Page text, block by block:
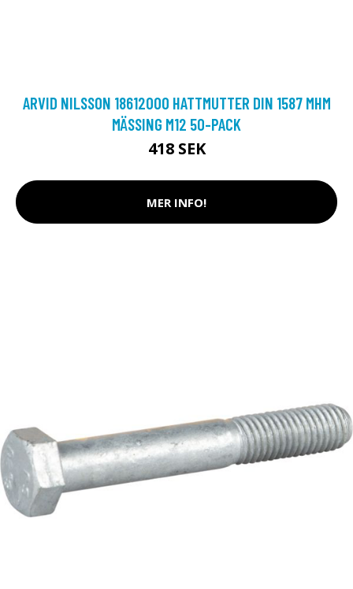
ARVID NILSSON 18612000 HATTMUTTER DIN 1587 MHM
MÄSSING M12 50-PACK
418 SEK
MER INFO!